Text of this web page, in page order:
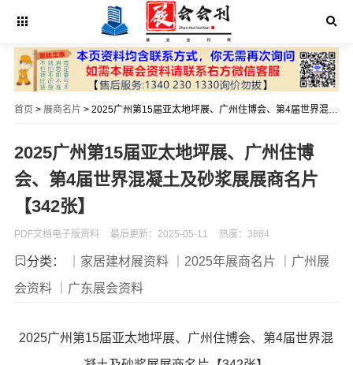
首页 > 展商名片 > 2025广州第15届亚太地坪展、广州住博会、第4届世界混凝土及砂浆展展商名片【342张】
2025广州第15届亚太地坪展、广州住博
会、第4届世界混凝土及砂浆展展商名片
【342张】
PDF文档电子版资料 最后更新：2025-05-11 热度：3884
分类： ｜家居建材展资料 ｜2025年展商名片
｜广州展
会资料
｜广东展会资料
2025广州第15届亚太地坪展、广州住博会、第4届世界混